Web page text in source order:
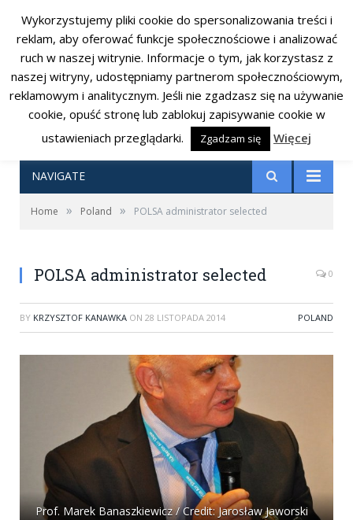
RSSFacebook
Twitter
NAVIGATE
Home » Poland » POLSA administrator selected
POLSA administrator selected 0
BY KRZYSZTOF KANAWKA ON 28 LISTOPADA 2014 POLAND
Prof. Marek Banaszkiewicz / Credit: Jarosław Jaworski
Wykorzystujemy pliki cookie do spersonalizowania treści i
reklam, aby oferować funkcje społecznościowe i analizować
ruch w naszej witrynie. Informacje o tym, jak korzystasz z
naszej witryny, udostępniamy partnerom społecznościowym,
reklamowym i analitycznym. Jeśli nie zgadzasz się na używanie
cookie, opuść stronę lub zablokuj zapisywanie cookie w
ustawieniach przeglądarki.
Zgadzam się Więcej